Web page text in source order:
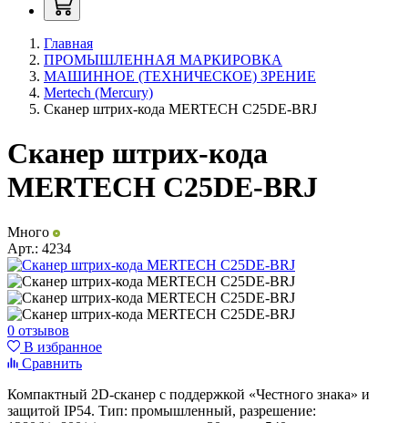
Главная
ПРОМЫШЛЕННАЯ МАРКИРОВКА
МАШИННОЕ (ТЕХНИЧЕСКОЕ) ЗРЕНИЕ
Mertech (Mercury)
Сканер штрих-кода MERTECH C25DE-BRJ
Сканер штрих-кода
MERTECH C25DE-BRJ
Много
Арт.: 4234
0 отзывов
В избранное
Сравнить
Компактный 2D-сканер с поддержкой «Честного знака» и
защитой IP54. Тип: промышленный, разрешение: